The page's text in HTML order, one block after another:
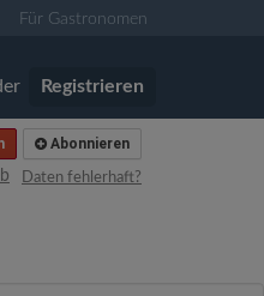
Für Gastronomen
Registrieren
Abonnieren
Daten fehlerhaft?